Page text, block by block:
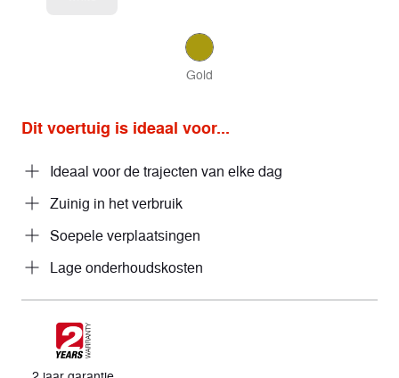
Dit voertuig is ideaal voor...
Ideaal voor de trajecten van elke dag
Zuinig in het verbruik
Soepele verplaatsingen
Lage onderhoudskosten
Gold